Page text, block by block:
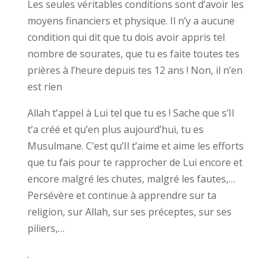
Les seules véritables conditions sont d’avoir les
moyens financiers et physique. Il n’y a aucune
condition qui dit que tu dois avoir appris tel
nombre de sourates, que tu es faite toutes tes
prières à l’heure depuis tes 12 ans ! Non, il n’en
est rien
Allah t’appel à Lui tel que tu es ! Sache que s’Il
t’a créé et qu’en plus aujourd’hui, tu es
Musulmane. C’est qu’Il t’aime et aime les efforts
que tu fais pour te rapprocher de Lui encore et
encore malgré les chutes, malgré les fautes,…
Persévère et continue à apprendre sur ta
religion, sur Allah, sur ses préceptes, sur ses
piliers,…
.